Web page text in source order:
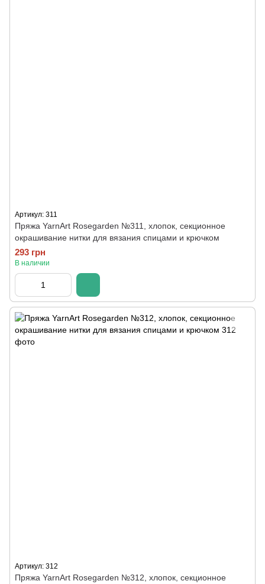
Артикул: 311
Пряжа YarnArt Rosegarden №311, хлопок, секционное
окрашивание нитки для вязания спицами и крючком
293 грн
В наличии
Артикул: 312
Пряжа YarnArt Rosegarden №312, хлопок, секционное